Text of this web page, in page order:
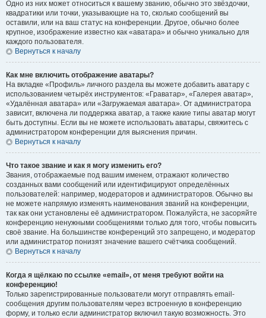
Одно из них может относиться к вашему званию, обычно это звёздочки,
квадратики или точки, указывающие на то, сколько сообщений вы
оставили, или на ваш статус на конференции. Другое, обычно более
крупное, изображение известно как «аватара» и обычно уникально для
каждого пользователя.
Вернуться к началу
Как мне включить отображение аватары?
На вкладке «Профиль» личного раздела вы можете добавить аватару с
использованием четырёх инструментов: «Граватар», «Галерея аватар»,
«Удалённая аватара» или «Загружаемая аватара». От администратора
зависит, включена ли поддержка аватар, а также какие типы аватар могут
быть доступны. Если вы не можете использовать аватары, свяжитесь с
администратором конференции для выяснения причин.
Вернуться к началу
Что такое звание и как я могу изменить его?
Звания, отображаемые под вашим именем, отражают количество
созданных вами сообщений или идентифицируют определённых
пользователей: например, модераторов и администраторов. Обычно вы
не можете напрямую изменять наименования званий на конференции,
так как они установлены её администратором. Пожалуйста, не засоряйте
конференцию ненужными сообщениями только для того, чтобы повысить
своё звание. На большинстве конференций это запрещено, и модератор
или администратор понизят значение вашего счётчика сообщений.
Вернуться к началу
Когда я щёлкаю по ссылке «email», от меня требуют войти на
конференцию!
Только зарегистрированные пользователи могут отправлять email-
сообщения другим пользователям через встроенную в конференцию
форму, и только если администратор включил такую возможность. Это